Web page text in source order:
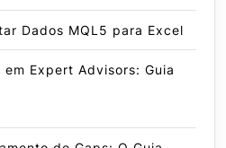
Dados MQL5 para Excel
Expert Advisors: Guia